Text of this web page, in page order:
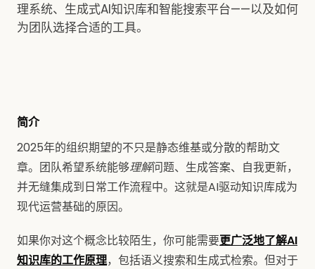
理系统、生成式AI知识库和智能搜索平台——以及如何
为团队选择合适的工具。
简介
2025年的组织期望的不只是静态维基或分散的帮助文
章。团队希望系统能够理解问题、生成答案、自我更新，
并无缝集成到日常工作流程中。这就是AI驱动知识库成为
现代运营基础的原因。
如果你对这个概念比较陌生，你可能需要更广泛地了解AI
知识库的工作原理，包括语义搜索和生成式检索。但对于